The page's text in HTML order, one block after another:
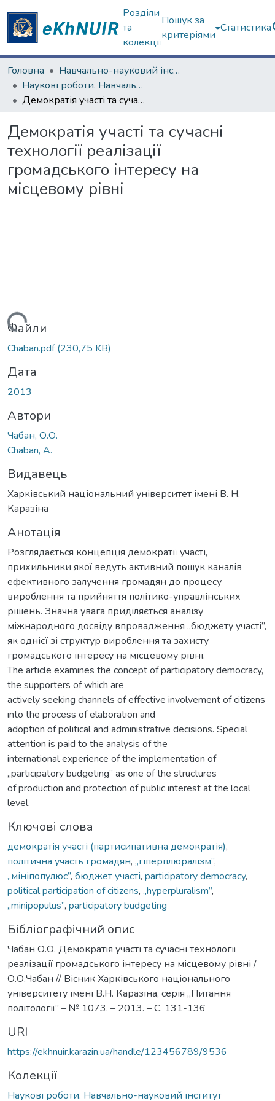
Розділи
та
колекції
Пошук за
критеріями
Статистика
Головна
Навчально-науковий інститут філософії, культурології, політології
Наукові роботи. Навчально-науковий інститут філософії, культурології, політології
Демократія участі та сучасні технології реалізації громадського інтересу на місцевому рівні
Демократія участі та сучасні
технології реалізації
громадського інтересу на
місцевому рівні
Вантажиться...
Файли
Chaban.pdf(230,75 KB)
Дата
2013
Автори
Чабан, О.О.
Chaban, A.
Видавець
Харківський національний університет імені В. Н.
Каразіна
Анотація
Розглядається концепція демократії участі,
прихильники якої ведуть активний пошук каналів
ефективного залучення громадян до процесу
вироблення та прийняття політико-управлінських
рішень. Значна увага приділяється аналізу
міжнародного досвіду впровадження „бюджету участі”,
як однієї зі структур вироблення та захисту
громадського інтересу на місцевому рівні.
The article examines the concept of participatory democracy,
the supporters of which are
actively seeking channels of effective involvement of citizens
into the process of elaboration and
adoption of political and administrative decisions. Special
attention is paid to the analysis of the
international experience of the implementation of
„participatory budgeting” as one of the structures
of production and protection of public interest at the local
level.
Ключові слова
демократія участі (партисипативна демократія),
політична участь громадян, „гіперплюралізм”,
„мініпопулюс”, бюджет участі, participatory democracy,
political participation of citizens, „hyperpluralism”,
„minipopulus”, participatory budgeting
Бібліографічний опис
Чабан О.О. Демократія участі та сучасні технології
реалізації громадського інтересу на місцевому рівні /
О.О.Чабан // Вісник Харківського національного
університету імені В.Н. Каразіна, серія „Питання
політології” – № 1073. – 2013. – С. 131-136
URI
https://ekhnuir.karazin.ua/handle/123456789/9536
Колекції
Наукові роботи. Навчально-науковий інститут